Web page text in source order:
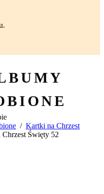
/ Kartki na Chrzest
Święty 52